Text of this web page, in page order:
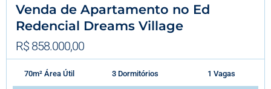
Venda de Apartamento no Ed
Redencial Dreams Village
R$ 858.000,00
70m² Área Útil 3 Dormitórios 1 Vagas